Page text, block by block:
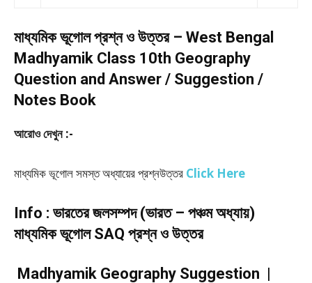
মাধ্যমিক ভূগোল প্রশ্ন ও উত্তর – West Bengal
Madhyamik Class 10th Geography
Question and Answer / Suggestion /
Notes Book
আরোও দেখুন :-
মাধ্যমিক ভূগোল সমস্ত অধ্যায়ের প্রশ্নউত্তর Click Here
Info : ভারতের জলসম্পদ (ভারত – পঞ্চম অধ্যায়)
মাধ্যমিক ভূগোল SAQ প্রশ্ন ও উত্তর
Madhyamik Geography Suggestion |